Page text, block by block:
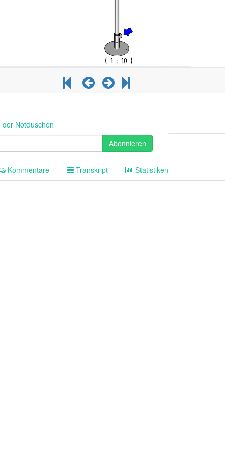
Notduschen
Abonnieren
Kommentare Transkript Statistiken